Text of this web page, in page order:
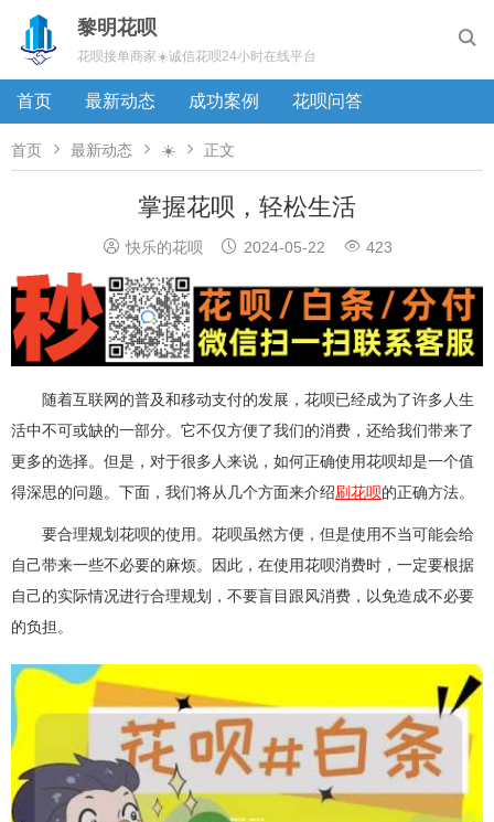

黎明花呗
花呗接单商家☀️诚信花呗24小时在线平台
首页 最新动态 成功案例 花呗问答
首页  最新动态  ☀️  正文
掌握花呗，轻松生活
 快乐的花呗  2024-05-22  423
随着互联网的普及和移动支付的发展，花呗已经成为了许多人生
活中不可或缺的一部分。它不仅方便了我们的消费，还给我们带来了
更多的选择。但是，对于很多人来说，如何正确使用花呗却是一个值
得深思的问题。下面，我们将从几个方面来介绍刷花呗的正确方法。
要合理规划花呗的使用。花呗虽然方便，但是使用不当可能会给
自己带来一些不必要的麻烦。因此，在使用花呗消费时，一定要根据
自己的实际情况进行合理规划，不要盲目跟风消费，以免造成不必要
的负担。